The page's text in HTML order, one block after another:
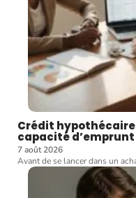
Crédit
capacité d’emprunt
7 août 2026
Avant de se lancer dans un